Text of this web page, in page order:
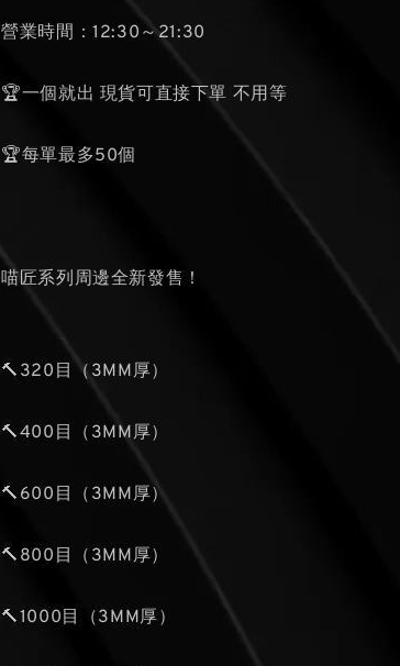
營業時間：12:30～21:30
🏆一個就出 現貨可直接下單 不用等
🏆每單最多50個
喵匠系列周邊全新發售！
🔨320目（3MM厚）
🔨400目（3MM厚）
🔨600目（3MM厚）
🔨800目（3MM厚）
🔨1000目（3MM厚）